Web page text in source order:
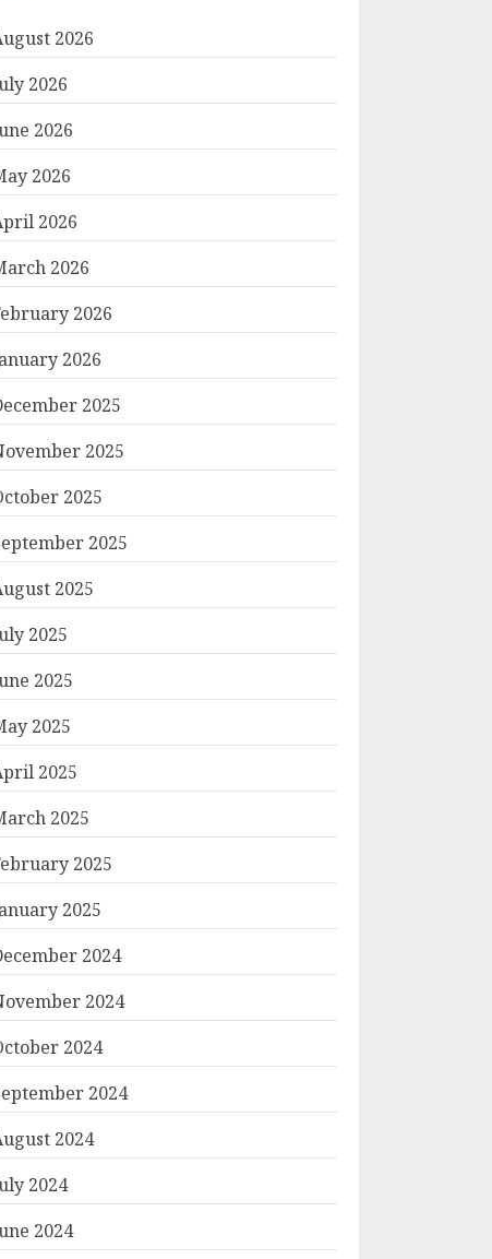
တိယ
2026
2026
2026
2026
2026
2026
2026
2026
2025
2025
2025
2025
2025
2025
2025
2025
2025
2025
2025
2025
2024
2024
2024
2024
2024
2024
2024